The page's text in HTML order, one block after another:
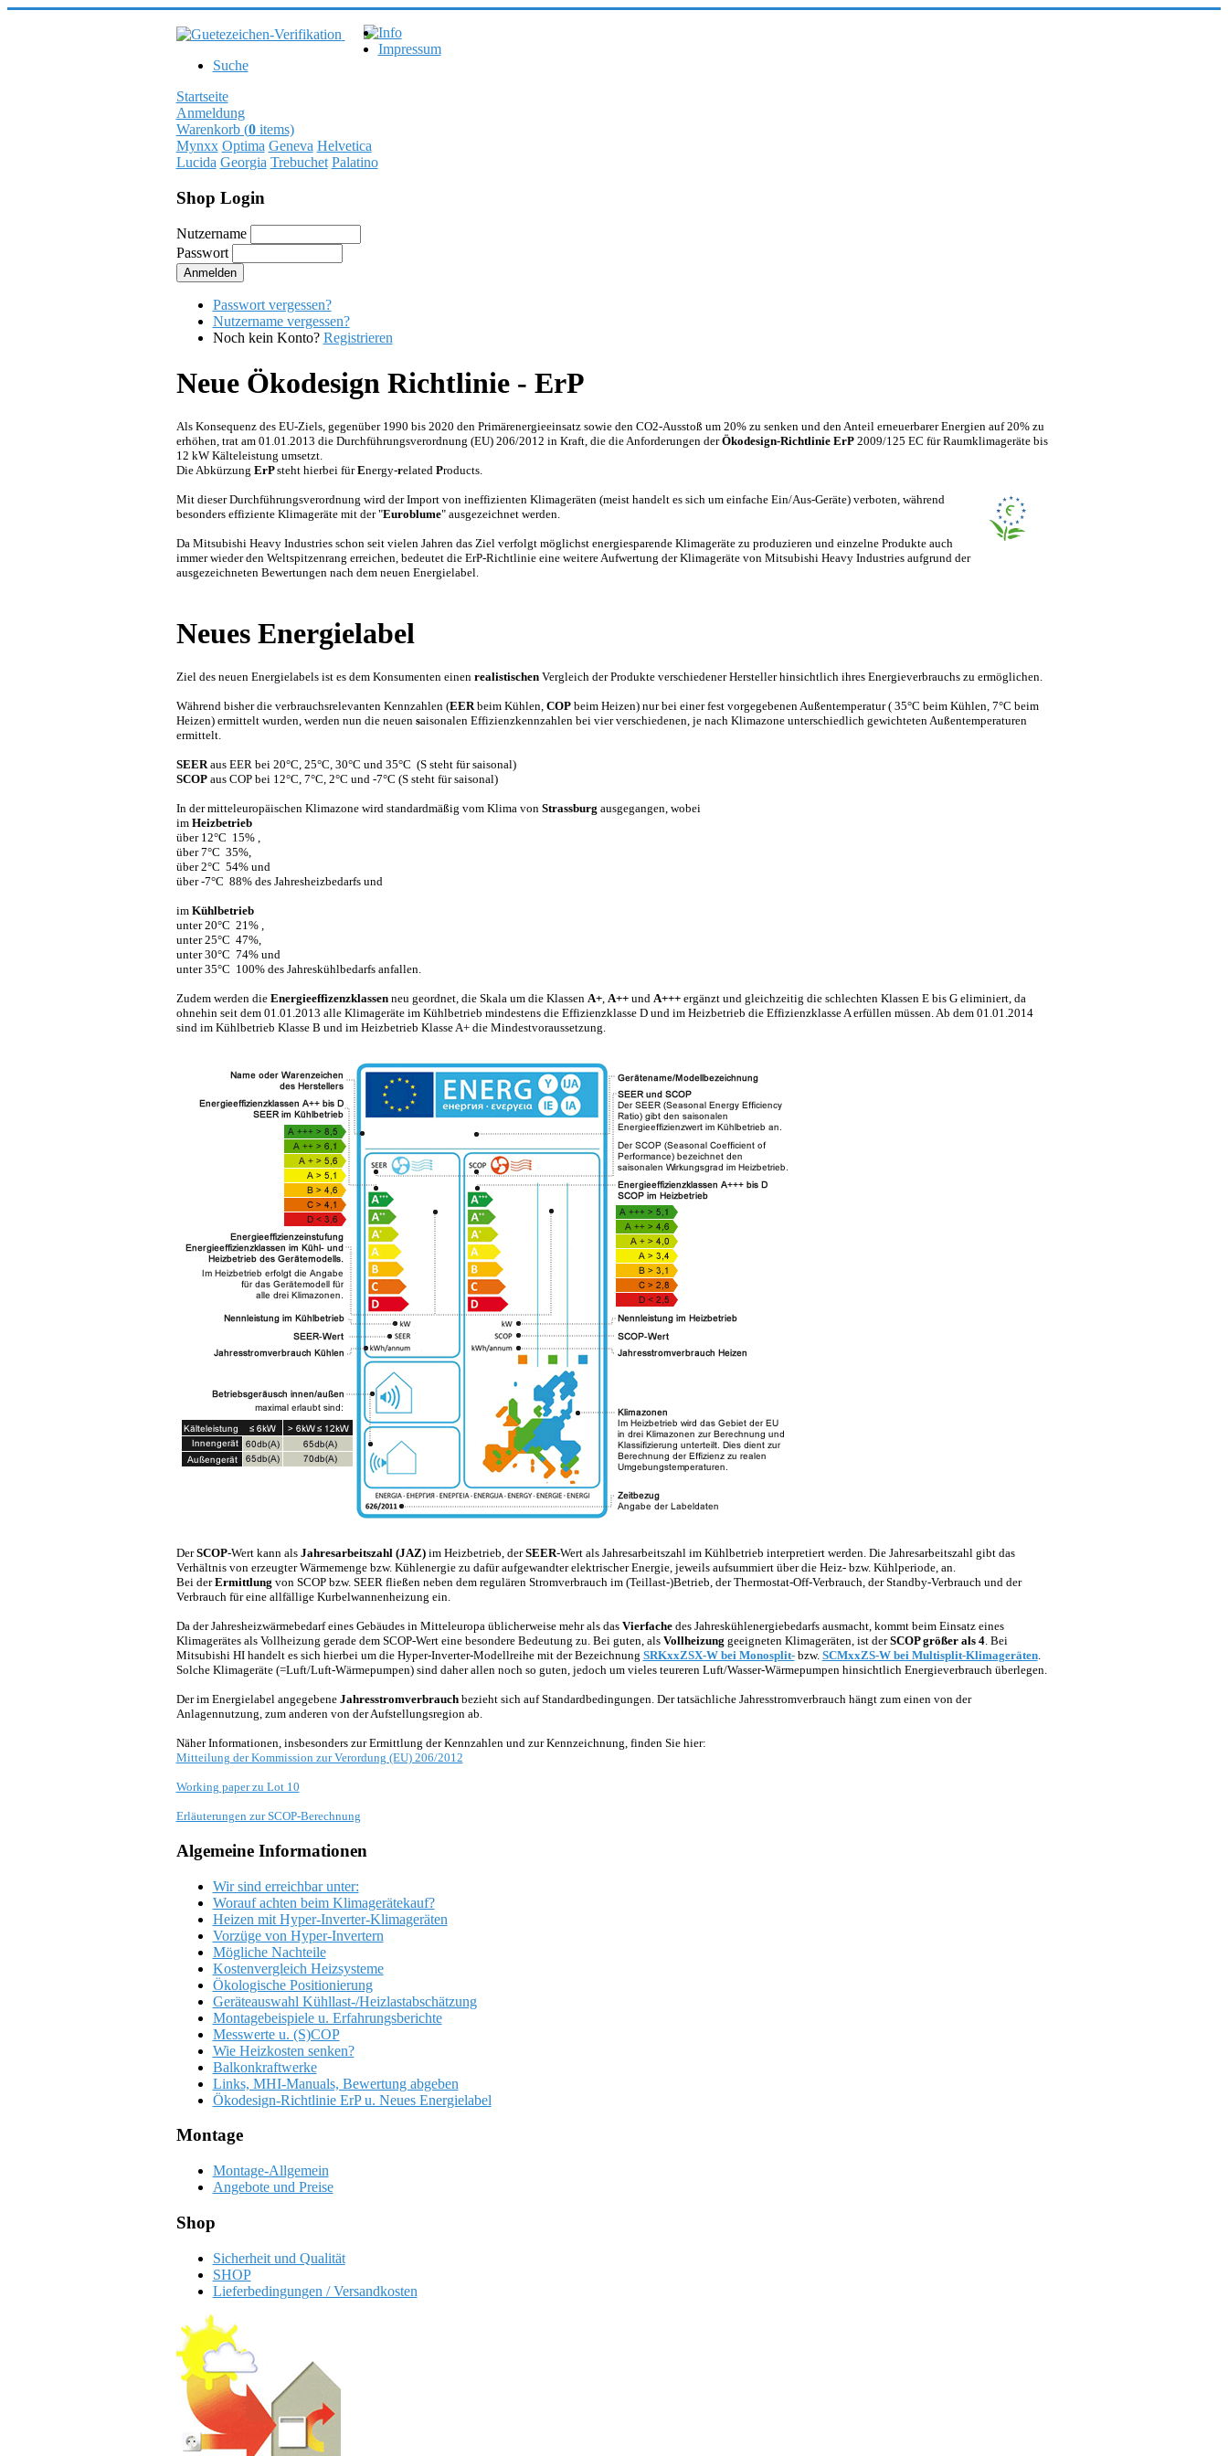
Info
Impressum
Suche
Startseite
Anmeldung
Warenkorb (0items)
Mynxx Optima Geneva Helvetica
Lucida Georgia Trebuchet Palatino
Shop Login
Nutzername
Passwort
Passwort vergessen?
Nutzername vergessen?
Noch kein Konto? Registrieren
Neue Ökodesign Richtlinie - ErP
Als Konsequenz des EU-Ziels, gegenüber 1990 bis 2020 den Primärenergieeinsatz sowie den CO2-Ausstoß um 20% zu senken und den Anteil erneuerbarer Energien auf 20% zu
erhöhen, trat am 01.01.2013 die Durchführungsverordnung (EU) 206/2012 in Kraft, die die Anforderungen derÖkodesign-Richtlinie ErP2009/125 EC für Raumklimageräte bis
12 kW Kälteleistung umsetzt.
Die Abkürzung ErPsteht hierbei fürEnergy-related Products.
Mit dieser Durchführungsverordnung wird der Import von ineffizienten Klimageräten (meist handelt es sich um einfache Ein/Aus-Geräte) verboten, während
besonders effiziente Klimageräte mit der "Euroblume" ausgezeichnet werden.
Da Mitsubishi Heavy Industries schon seit vielen Jahren das Ziel verfolgt möglichst energiesparende Klimageräte zu produzieren und einzelne Produkte auch
immer wieder den Weltspitzenrang erreichen, bedeutet die ErP-Richtlinie eine weitere Aufwertung der Klimageräte von Mitsubishi Heavy Industries aufgrund der
ausgezeichneten Bewertungen nach dem neuen Energielabel.
Neues Energielabel
Ziel des neuen Energielabels ist es dem Konsumenten einen realistischenVergleich der Produkte verschiedener Hersteller hinsichtlich ihres Energieverbrauchs zu ermöglichen.
Während bisher die verbrauchsrelevanten Kennzahlen (EERbeim Kühlen, COPbeim Heizen) nur bei einer fest vorgegebenen Außentemperatur ( 35°C beim Kühlen, 7°C beim
Heizen) ermittelt wurden, werden nun die neuen saisonalen Effizienzkennzahlen bei vier verschiedenen, je nach Klimazone unterschiedlich gewichteten Außentemperaturen
ermittelt.
SEERaus EER bei 20°C, 25°C, 30°C und 35°C (S steht für saisonal)
SCOPaus COP bei 12°C, 7°C, 2°C und -7°C (S steht für saisonal)
In der mitteleuropäischen Klimazone wird standardmäßig vom Klima von Strassburg ausgegangen, wobei
imHeizbetrieb
über 12°C 15% ,
über 7°C 35%,
über 2°C 54% und
über -7°C 88% des Jahresheizbedarfs und
im Kühlbetrieb
unter 20°C 21% ,
unter 25°C 47%,
unter 30°C 74% und
unter 35°C 100% des Jahreskühlbedarfs anfallen.
Zudem werden die Energieeffizenzklassenneu geordnet, die Skala um die Klassen A+, A++und A+++ergänzt und gleichzeitig die schlechten Klassen E bis G eliminiert, da
ohnehin seit dem 01.01.2013 alle Klimageräte im Kühlbetrieb mindestens die Effizienzklasse D und im Heizbetrieb die Effizienzklasse A erfüllen müssen. Ab dem 01.01.2014
sind im Kühlbetrieb Klasse B und im Heizbetrieb Klasse A+ die Mindestvoraussetzung.
DerSCOP-Wert kann als Jahresarbeitszahl (JAZ)im Heizbetrieb, derSEER-Wert als Jahresarbeitszahl im Kühlbetrieb interpretiert werden. Die Jahresarbeitszahl gibt das
Verhältnis von erzeugter Wärmemenge bzw. Kühlenergie zu dafür aufgewandter elektrischer Energie, jeweils aufsummiert über die Heiz- bzw. Kühlperiode, an.
Bei derErmittlung von SCOP bzw. SEER fließen neben dem regulären Stromverbrauch im (Teillast-)Betrieb, der Thermostat-Off-Verbrauch, der Standby-Verbrauch und der
Verbrauch für eine allfällige Kurbelwannenheizung ein.
Da der Jahresheizwärmebedarf eines Gebäudes in Mitteleuropa üblicherweise mehr als das Vierfachedes Jahreskühlenergiebedarfs ausmacht, kommt beim Einsatz eines
Klimagerätes als Vollheizung gerade dem SCOP-Wert eine besondere Bedeutung zu. Bei guten, als Vollheizung geeigneten Klimageräten, ist derSCOP größer als 4. Bei
Mitsubishi HI handelt es sich hierbei um die Hyper-Inverter-Modellreihe mit der Bezeichnung SRKxxZSX-W bei Monosplit-bzw. SCMxxZS-W bei Multisplit-Klimageräten.
Solche Klimageräte (=Luft/Luft-Wärmepumpen) sind daher allen noch so guten, jedoch um vieles teureren Luft/Wasser-Wärmepumpen hinsichtlich Energieverbrauch überlegen.
Der im Energielabel angegebeneJahresstromverbrauchbezieht sich auf Standardbedingungen. Der tatsächliche Jahresstromverbrauch hängt zum einen von der
Anlagennutzung, zum anderen von der Aufstellungsregion ab.
Näher Informationen, insbesonders zur Ermittlung der Kennzahlen und zur Kennzeichnung, finden Sie hier:
Mitteilung der Kommission zur Verordung (EU) 206/2012
Working paper zu Lot 10
Erläuterungen zur SCOP-Berechnung
Algemeine Informationen
Wir sind erreichbar unter:
Worauf achten beim Klimagerätekauf?
Heizen mit Hyper-Inverter-Klimageräten
Vorzüge von Hyper-Invertern
Mögliche Nachteile
Kostenvergleich Heizsysteme
Ökologische Positionierung
Geräteauswahl Kühllast-/Heizlastabschätzung
Montagebeispiele u. Erfahrungsberichte
Messwerte u. (S)COP
Wie Heizkosten senken?
Balkonkraftwerke
Links, MHI-Manuals, Bewertung abgeben
Ökodesign-Richtlinie ErP u. Neues Energielabel
Montage
Montage-Allgemein
Angebote und Preise
Shop
Sicherheit und Qualität
SHOP
Lieferbedingungen / Versandkosten